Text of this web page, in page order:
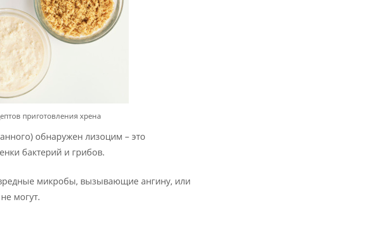
приготовления хрена
обнаружен лизоцим – это
бактерий и грибов.
микробы, вызывающие ангину, или
могут.